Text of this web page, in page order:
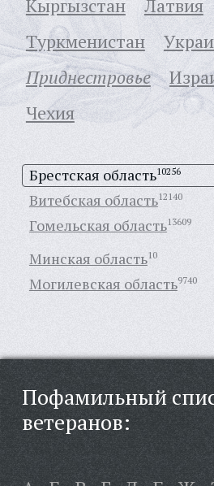
Кыргызстан
Латвия
Туркменистан
Приднестровье
Чехия
Брестская область10256
Витебская область12140
Гомельская область13609
Минская область10
Могилевская область9740
Пофамильный
ветеранов: